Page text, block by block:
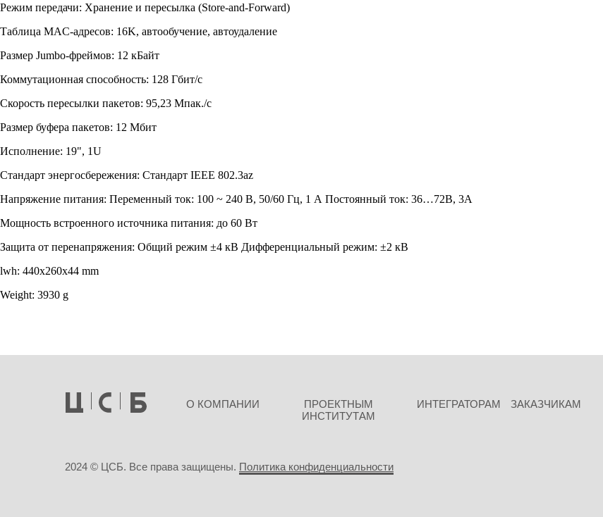
Режим передачи: Хранение и пересылка (Store-and-Forward)
Таблица MAC-адресов: 16K, автообучение, автоудаление
Размер Jumbo-фреймов: 12 кБайт
Коммутационная способность: 128 Гбит/с
Скорость пересылки пакетов: 95,23 Мпак./с
Размер буфера пакетов: 12 Мбит
Исполнение: 19", 1U
Стандарт энергосбережения: Стандарт IEEE 802.3az
Напряжение питания: Переменный ток: 100 ~ 240 В, 50/60 Гц, 1 А Постоянный ток: 36…72В, 3А
Мощность встроенного источника питания: до 60 Вт
Защита от перенапряжения: Общий режим ±4 кВ Дифференциальный режим: ±2 кВ
lwh: 440x260x44 mm
Weight: 3930 g
О КОМПАНИИ
ПРОЕКТНЫМ
ИНСТИТУТАМ
ИНТЕГРАТОРАМ ЗАКАЗЧИКАМ
2024 © ЦСБ. Все права защищены. Политика конфиденциальности